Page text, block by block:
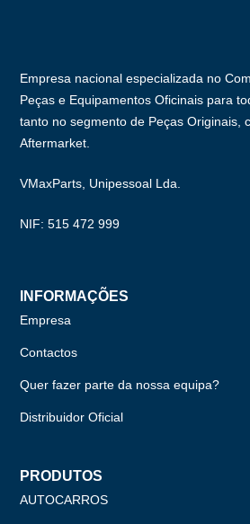
Empresa nacional especializada no
Peças e Equipamentos Oficinais para
tanto no segmento de Peças Originais,
Aftermarket.
VMaxParts, Unipessoal Lda.
NIF: 515 472 999
INFORMAÇÕES
Empresa
Contactos
Quer fazer parte da nossa equipa?
Distribuidor Oficial
PRODUTOS
AUTOCARROS